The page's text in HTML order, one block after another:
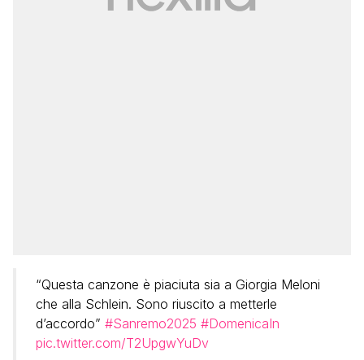
“Questa canzone è piaciuta sia a Giorgia Meloni
che alla Schlein. Sono riuscito a metterle
d’accordo” #Sanremo2025 #DomenicaIn
pic.twitter.com/T2UpgwYuDv